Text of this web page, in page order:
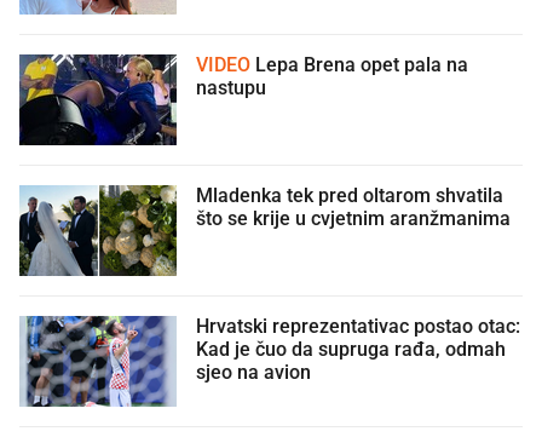
VIDEO
nastupu
Mladenka tek pred oltarom shvatila
što se krije u cvjetnim aranžmanima
Hrvatski reprezentativac postao otac:
Kad je čuo da supruga rađa, odmah
sjeo na avion